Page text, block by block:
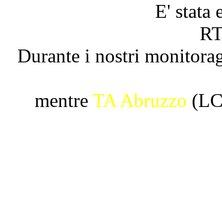
E' stata
Durante i nostri
mentre TA Abruzzo